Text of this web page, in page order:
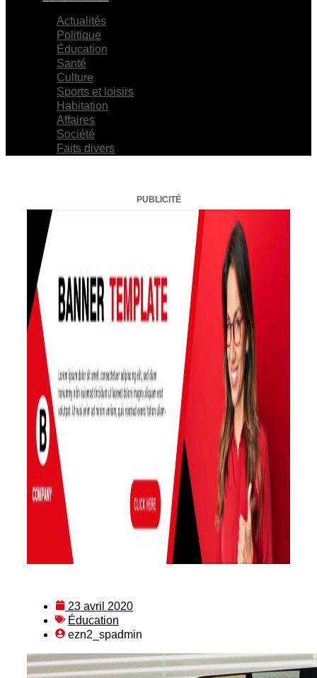
Actualités
Politique
Éducation
Santé
Culture
Sports et loisirs
Habitation
Affaires
Société
Faits divers
PUBLICITÉ
23 avril 2020
Éducation
ezn2_spadmin